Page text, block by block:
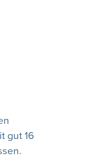
gut 16